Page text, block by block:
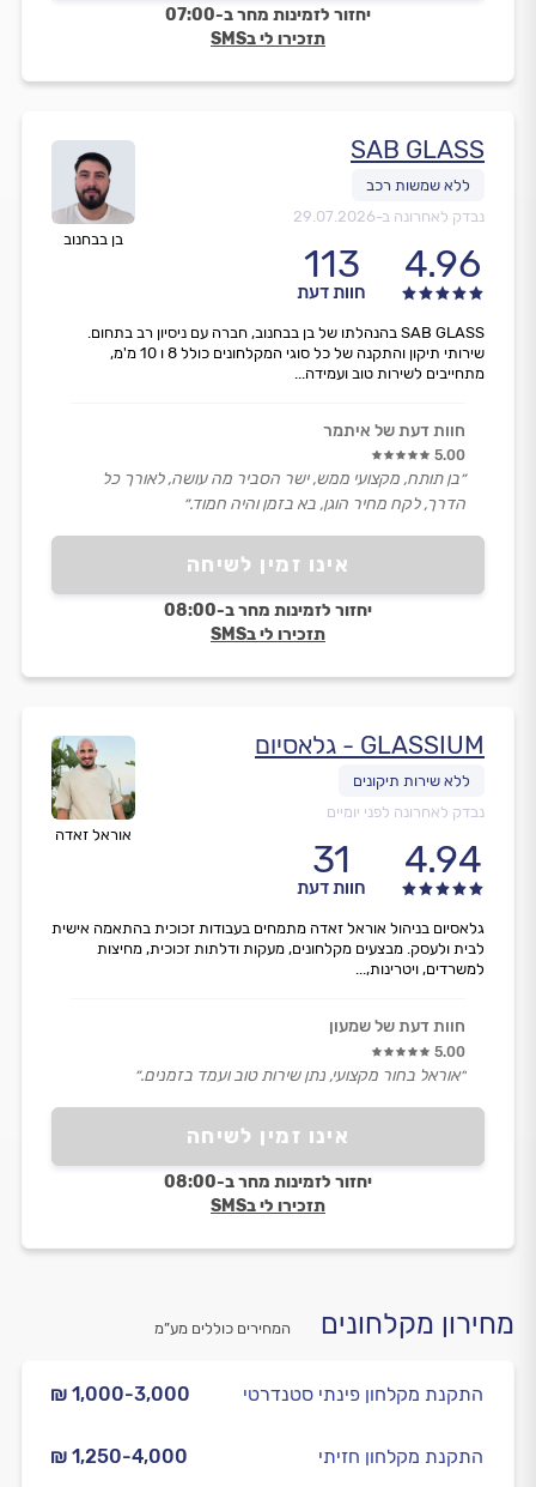
יחזור לזמינות מחר ב-07:00
תזכירו לי בSMS
בן בבחנוב
SAB GLASS
נבדק לאחרונה ב-29.07.2026
4.96
113
חוות דעת
אינו זמין לשיחה
יחזור לזמינות מחר ב-08:00
תזכירו לי בSMS
SAB GLASS בהנהלתו של בן בבחנוב, חברה עם ניסיון רב בתחום.
שירותי תיקון והתקנה של כל סוגי המקלחונים כולל 8 ו 10 מ'מ,
מתחייבים לשירות טוב ועמידה...
חוות דעת של איתמר
5.00
״בן תותח, מקצועי ממש, ישר הסביר מה עושה, לאורך כל
הדרך, לקח מחיר הוגן, בא בזמן והיה חמוד.״
אוראל זאדה
GLASSIUM - גלאסיום
נבדק לאחרונה לפני יומיים
4.94
31
חוות דעת
אינו זמין לשיחה
יחזור לזמינות מחר ב-08:00
תזכירו לי בSMS
גלאסיום בניהול אוראל זאדה מתמחים בעבודות זכוכית בהתאמה אישית
לבית ולעסק. מבצעים מקלחונים, מעקות ודלתות זכוכית, מחיצות
למשרדים, ויטרינות,...
חוות דעת של שמעון
5.00
״אוראל בחור מקצועי, נתן שירות טוב ועמד בזמנים.״
מחירון מקלחונים המחירים כוללים מע”מ
₪ 1,000-3,000 התקנת מקלחון פינתי סטנדרטי
₪ 1,250-4,000 התקנת מקלחון חזיתי